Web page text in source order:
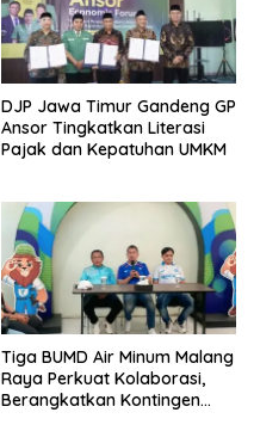
DJP Jawa Timur Gandeng GP
Ansor Tingkatkan Literasi
Pajak dan Kepatuhan UMKM
Tiga BUMD Air Minum Malang
Raya Perkuat Kolaborasi,
Berangkatkan Kontingen